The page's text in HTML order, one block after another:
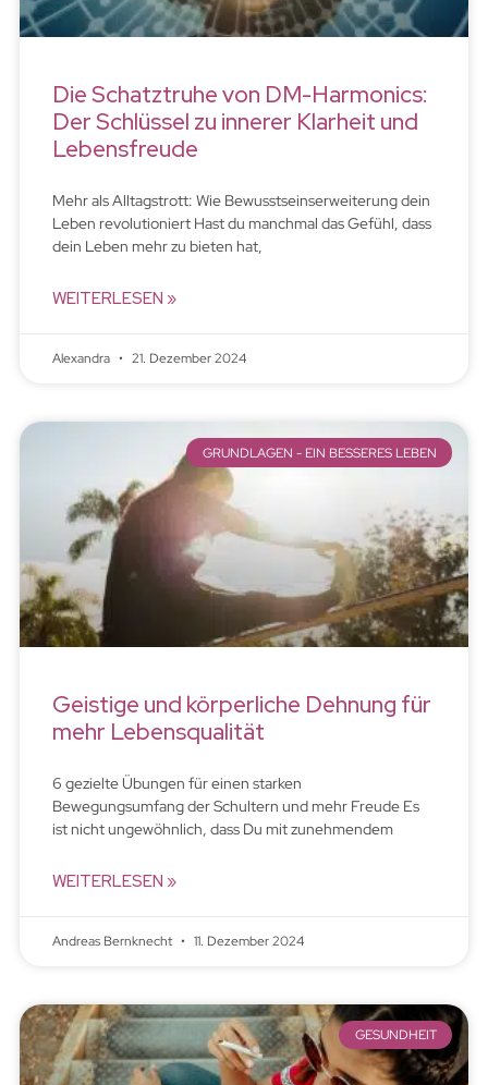
Die Schatztruhe von DM-Harmonics:
Der Schlüssel zu innerer Klarheit und
Lebensfreude
Mehr als Alltagstrott: Wie Bewusstseinserweiterung dein
Leben revolutioniert Hast du manchmal das Gefühl, dass
dein Leben mehr zu bieten hat,
WEITERLESEN »
Alexandra 21. Dezember 2024
GRUNDLAGEN - EIN BESSERES LEBEN
Geistige und körperliche Dehnung für
mehr Lebensqualität
6 gezielte Übungen für einen starken
Bewegungsumfang der Schultern und mehr Freude Es
ist nicht ungewöhnlich, dass Du mit zunehmendem
WEITERLESEN »
Andreas Bernknecht 11. Dezember 2024
GESUNDHEIT